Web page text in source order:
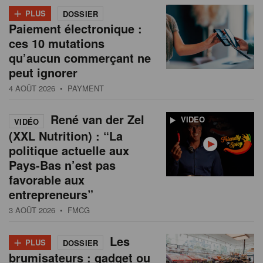
+ PLUS DOSSIER
Paiement électronique :
ces 10 mutations
qu’aucun commerçant ne
peut ignorer
4 AOÛT 2026 • PAYMENT
VIDEO
VIDÉO
René van der Zel
(XXL Nutrition) : “La
politique actuelle aux
Pays-Bas n’est pas
favorable aux
entrepreneurs”
3 AOÛT 2026 • FMCG
+ PLUS DOSSIER
Les
brumisateurs : gadget ou